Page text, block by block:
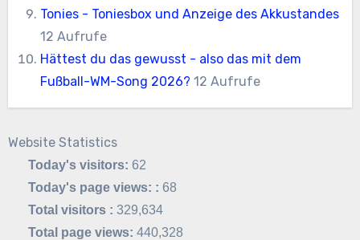
Tonies - Toniesbox und Anzeige des Akkustandes
12 Aufrufe
Hättest du das gewusst - also das mit dem
Fußball-WM-Song 2026? 12 Aufrufe
Website Statistics
Today's visitors: 62
Today's page views: : 68
Total visitors :329,634
Total page views:440,328